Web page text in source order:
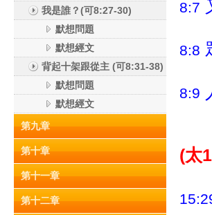
我是誰？(可8:27-30)
默想問題
默想經文
背起十架跟從主 (可8:31-38)
默想問題
默想經文
第九章
第十章
第十一章
第十二章
8:7
8:8
8:9
(太